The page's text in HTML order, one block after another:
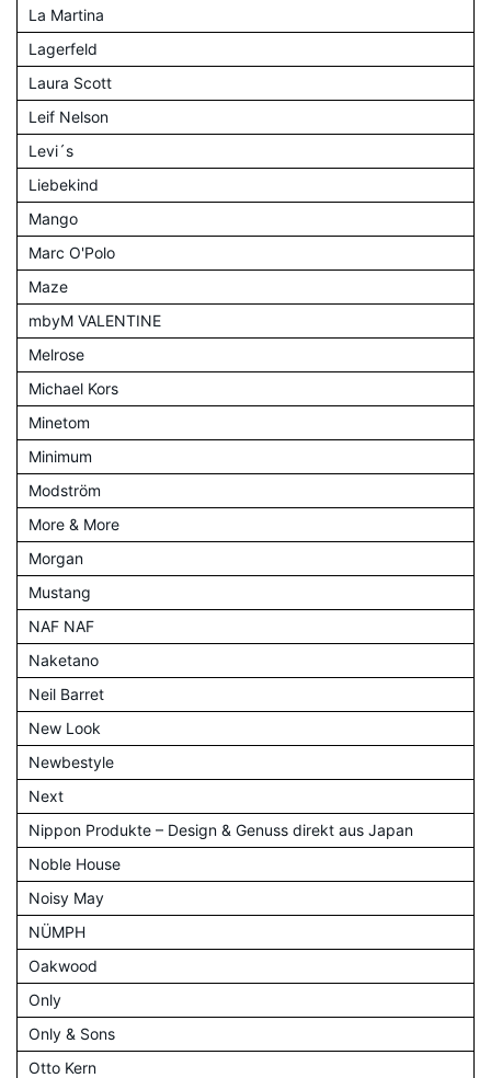
La Martina
Lagerfeld
Laura Scott
Leif Nelson
Levi´s
Liebekind
Mango
Marc O'Polo
Maze
mbyM VALENTINE
Melrose
Michael Kors
Minetom
Minimum
Modström
More & More
Morgan
Mustang
NAF NAF
Naketano
Neil Barret
New Look
Newbestyle
Next
Nippon Produkte – Design & Genuss direkt aus Japan
Noble House
Noisy May
NÜMPH
Oakwood
Only
Only & Sons
Otto Kern